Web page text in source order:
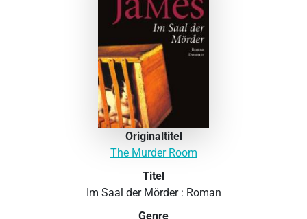
Originaltitel
The Murder Room
Titel
Im Saal der Mörder : Roman
Genre